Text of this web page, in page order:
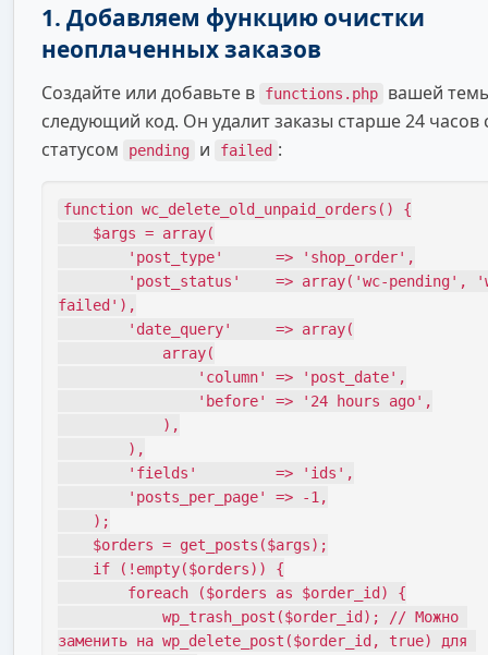
1. Добавляем функцию очистки
неоплаченных заказов
Создайте или добавьте в functions.php
вашей
следующий код. Он удалит заказы старше 24 часов
статусом
pending и failed :
function wc_delete_old_unpaid_orders() {
failed'),
заменить на wp_delete_post($order_id, true) для